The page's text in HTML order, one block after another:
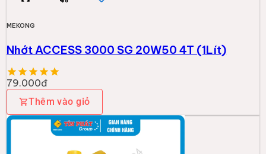
MEKONG
Nhớt ACCESS 3000 SG 20W50 4T (1Lít)
79.000đ
Thêm vào giỏ